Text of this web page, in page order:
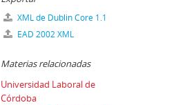
XML de Dublin Core 1.1
EAD 2002 XML
Materias relacionadas
Universidad Laboral de
Córdoba